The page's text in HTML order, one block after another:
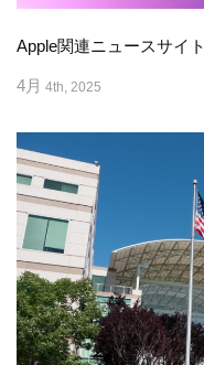
Apple関連ニュースサイト
4月 4th, 2025